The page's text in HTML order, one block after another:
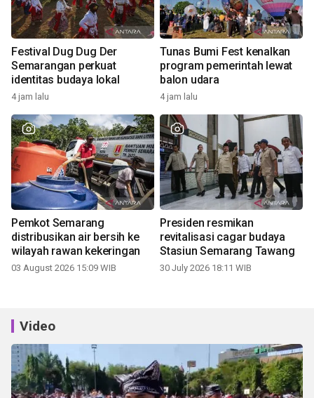
Festival Dug Dug Der
Semarangan perkuat
identitas budaya lokal
4 jam lalu
Tunas Bumi Fest kenalkan
program pemerintah lewat
balon udara
4 jam lalu
Pemkot Semarang
distribusikan air bersih ke
wilayah rawan kekeringan
03 August 2026 15:09 WIB
Presiden resmikan
revitalisasi cagar budaya
Stasiun Semarang Tawang
30 July 2026 18:11 WIB
Video